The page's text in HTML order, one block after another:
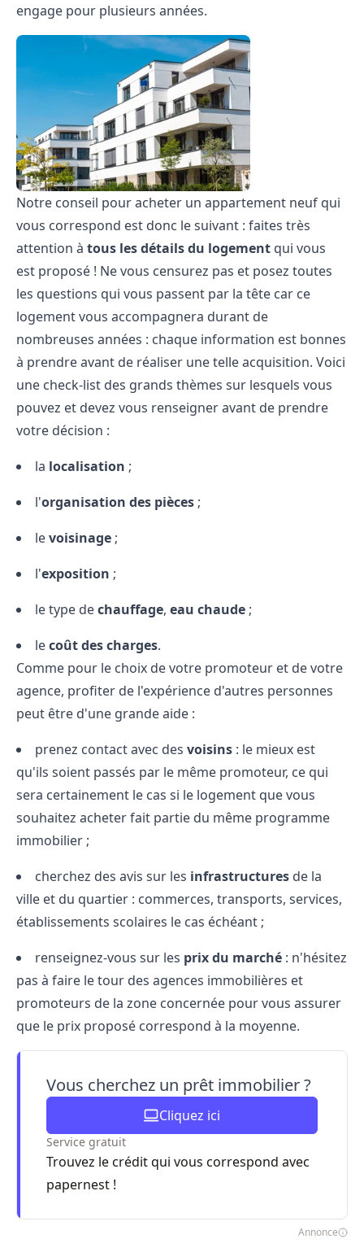
engage pour plusieurs années.
Notre conseil pour acheter un appartement neuf qui
vous correspond est donc le suivant : faites très
attention à tous les détails du logement qui vous
est proposé ! Ne vous censurez pas et posez toutes
les questions qui vous passent par la tête car ce
logement vous accompagnera durant de
nombreuses années : chaque information est bonnes
à prendre avant de réaliser une telle acquisition. Voici
une check-list des grands thèmes sur lesquels vous
pouvez et devez vous renseigner avant de prendre
votre décision :
la localisation ;
l'organisation des pièces;
levoisinage;
l'exposition ;
le type dechauffage, eau chaude;
lecoût des charges.
Comme pour le choix de votre promoteur et de votre
agence, profiter de l'expérience d'autres personnes
peut être d'une grande aide :
prenez contact avec des voisins : le mieux est
qu'ils soient passés par le même promoteur, ce qui
sera certainement le cas si le logement que vous
souhaitez acheter fait partie du même programme
immobilier ;
cherchez des avis sur les infrastructures de la
ville et du quartier : commerces, transports, services,
établissements scolaires le cas échéant ;
renseignez-vous sur les prix du marché : n'hésitez
pas à faire le tour des agences immobilières et
promoteurs de la zone concernée pour vous assurer
que le prix proposé correspond à la moyenne.
Vous cherchez un prêt immobilier ?
Cliquez ici
Service gratuit
Trouvez le crédit qui vous correspond avec
papernest !
Annonce